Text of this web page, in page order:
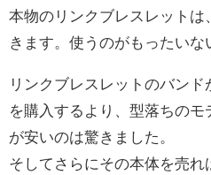
本物のリンクブレスレットは
きます。使うのがもったいな
リンクブレスレットのバン
を購入するより、型落ちの
が安いのは驚きました。
そしてさらにその本体を売